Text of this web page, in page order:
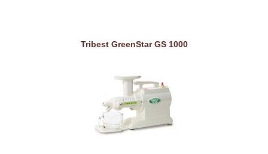
Tribest GreenStar GS 1000